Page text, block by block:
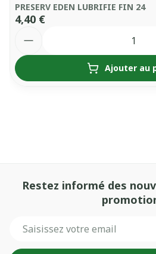
PRESERV EDEN LUBRIFIE FIN 24
4,40 €
Ajouter au
Restez informé des